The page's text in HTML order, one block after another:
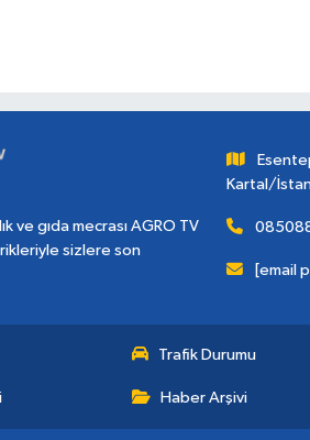
ve gıda mecrası AGRO TV
sizlere son
Kartal/
[email
Trafik Durumu
Haber Arşivi